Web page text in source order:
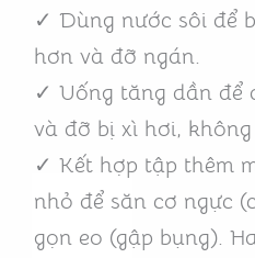
✓ Dùng nước sôi để
hơn và đỡ ngán.
✓ Uống tăng dần để
và đỡ bị xì hơi,
✓ Kết hợp tập thêm
nhỏ để săn cơ ngực
gọn eo (gập bụng).